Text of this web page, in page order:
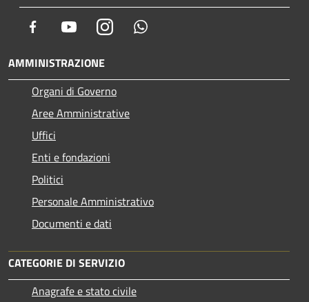
Facebook YoutubeInstagram
AMMINISTRAZIONE
Organi di Governo
Aree Amministrative
Uffici
Enti e fondazioni
Politici
Personale Amministrativo
Documenti e dati
CATEGORIE DI SERVIZIO
Anagrafe e stato civile